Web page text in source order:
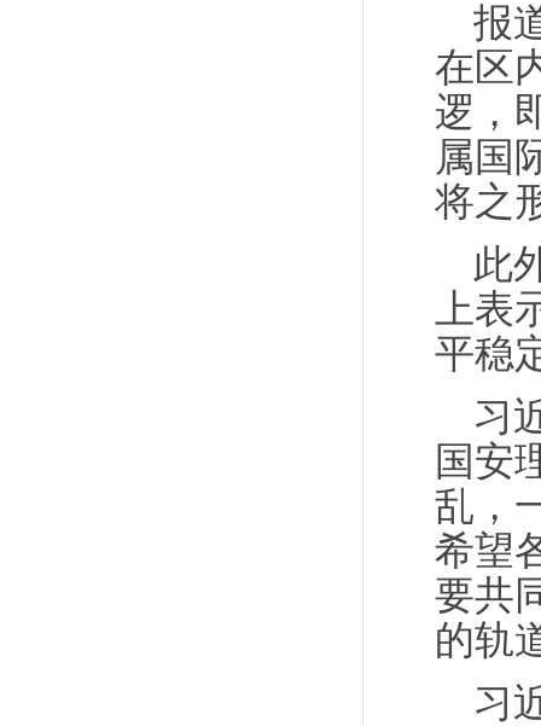
报
在区
逻，
属国
将之
此
上
平稳
习
国安
乱，
希望
要共
的轨
习